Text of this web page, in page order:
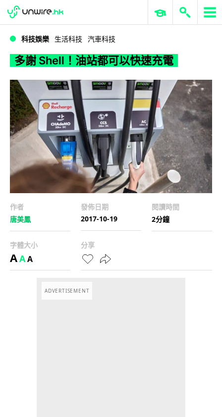
多謝 Shell！油站都可以快速充電
WWDC 2026 ERP 與商業 AI
科技娛樂 生活科技 汽車科技
多謝 Shell！油站都可以快速充電
作者
唐美鳳
發佈日期
2017-10-19
閱讀時間
2分鐘
字體大小
AAA
分享
ADVERTISEMENT